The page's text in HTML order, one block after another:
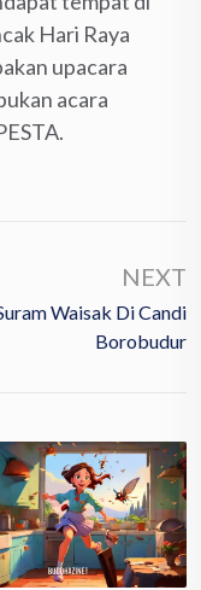
Hari Raya
upacara
acara
NEXT
Waisak Di Candi
Borobudur